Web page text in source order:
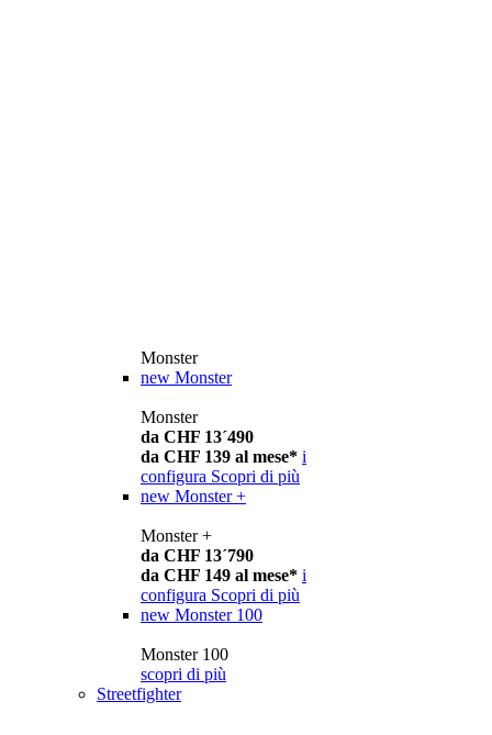
Monster
new Monster
Monster
da CHF 13´490
da CHF 139 al mese* i
configura Scopri di più
new Monster +
Monster +
da CHF 13´790
da CHF 149 al mese* i
configura Scopri di più
new Monster 100
Monster 100
scopri di più
Streetfighter